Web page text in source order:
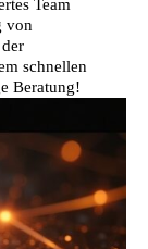
Team
von
schnellen
Beratung!